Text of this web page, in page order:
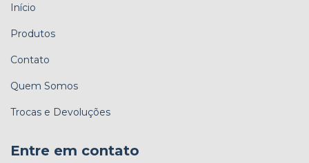
Início
Produtos
Contato
Quem Somos
Trocas e Devoluções
Entre em contato